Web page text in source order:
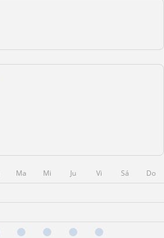
Ma Mi Ju Vi Sá
Do